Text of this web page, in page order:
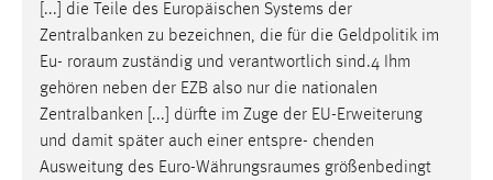
[...] die Teile des Europäischen Systems der
Zentralbanken zu bezeichnen, die für die Geldpolitik im
Eu- roraum zuständig und verantwortlich sind.4 Ihm
gehören neben der EZB also nur die nationalen
Zentralbanken [...] dürfte im Zuge der EU-Erweiterung
und damit später auch einer entspre- chenden
Ausweitung des Euro-Währungsraumes größenbedingt
chat-frame-style-5e9dbeb1811c0446
Zweck:
Wird benötigt um die Chatfunktion nutzen zu können.
Cookie Laufzeit:
MibewSessionID, mibew-chat-frame-style-
5e9dbeb1811c0446 = Sitzungslaufzeit, mibew_locale = 3